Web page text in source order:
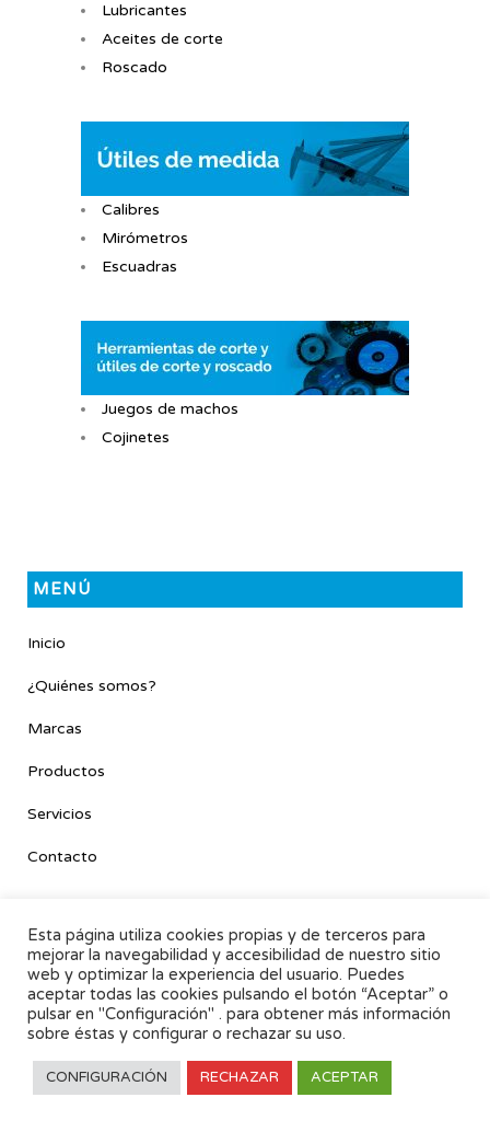
Lubricantes
Aceites de corte
Roscado
Calibres
Mirómetros
Escuadras
Juegos de machos
Cojinetes
MENÚ
Inicio
¿Quiénes somos?
Marcas
Productos
Servicios
Contacto
ENLACES DE INTERÉS
COFAN
Esta página utiliza cookies propias y de terceros para
mejorar la navegabilidad y accesibilidad de nuestro sitio
web y optimizar la experiencia del usuario. Puedes
aceptar todas las cookies pulsando el botón “Aceptar” o
pulsar en "Configuración" . para obtener más información
sobre éstas y configurar o rechazar su uso.
CONFIGURACIÓN RECHAZAR ACEPTAR